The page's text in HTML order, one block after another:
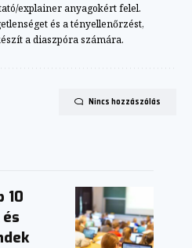
explainer anyagokért felel.
és a tényellenőrzést,
a diaszpóra számára.
Nincs hozzászólás
10